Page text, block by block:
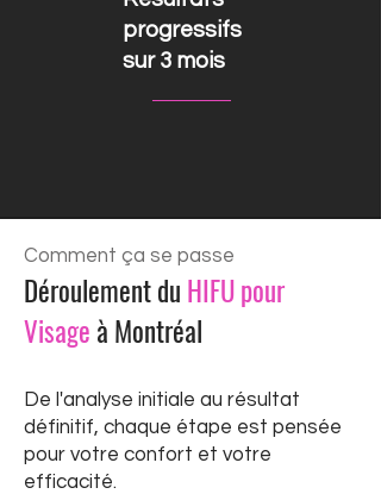
progressifs
sur 3 mois
Comment ça se passe
Déroulement du HIFU pour
Visage à Montréal
De l'analyse initiale au résultat
définitif, chaque étape est pensée
pour votre confort et votre
efficacité.